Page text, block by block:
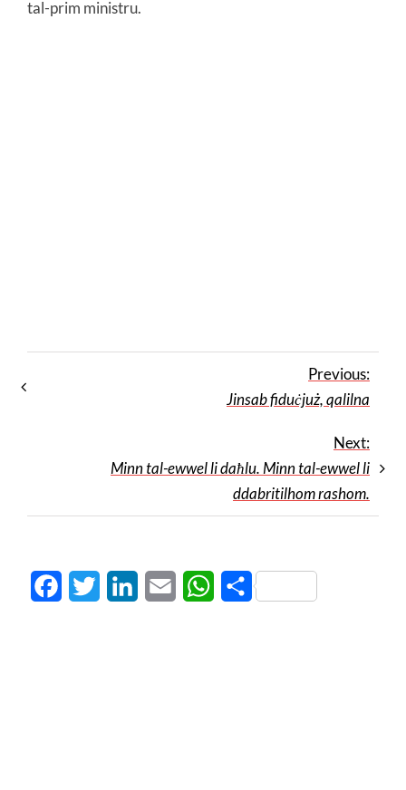
tal-prim ministru.
Previous:
Jinsab fiduċjuż, qalilna
Next:
Minn tal-ewwel li daħlu. Minn tal-ewwel li
ddabritilhom rashom.
FacebookTwitter LinkedInEmail WhatsApp
Share